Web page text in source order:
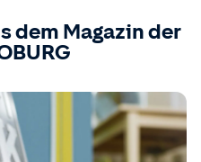
dem Magazin der